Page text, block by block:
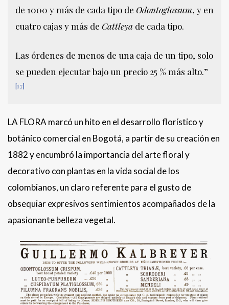
de 1000 y más de cada tipo de Odontoglossum, y en
cuatro cajas y más de Cattleya de cada tipo.
Las órdenes de menos de una caja de un tipo, solo
se pueden ejecutar bajo un precio 25 % más alto.”
[17]
LA FLORA marcó un hito en el desarrollo florístico y
botánico comercial en Bogotá, a partir de su creación en
1882 y encumbró la importancia del arte floral y
decorativo con plantas en la vida social de los
colombianos, un claro referente para el gusto de
obsequiar expresivos sentimientos acompañados de la
apasionante belleza vegetal.